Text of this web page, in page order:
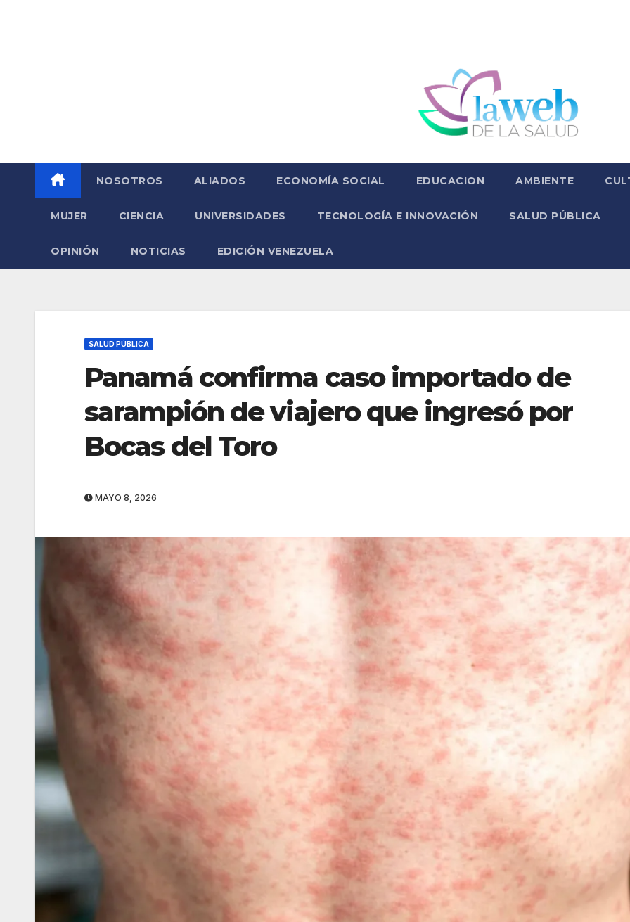
NOSOTROS ALIADOS ECONOMÍA SOCIAL EDUCACION AMBIENTE
MUJER CIENCIA UNIVERSIDADES TECNOLOGÍA E INNOVACIÓN SALUD PÚBLICA
OPINIÓN NOTICIAS EDICIÓN VENEZUELA
SALUD PÚBLICA
Panamá confirma caso importado de
sarampión de viajero que ingresó por
Bocas del Toro
MAYO 8, 2026